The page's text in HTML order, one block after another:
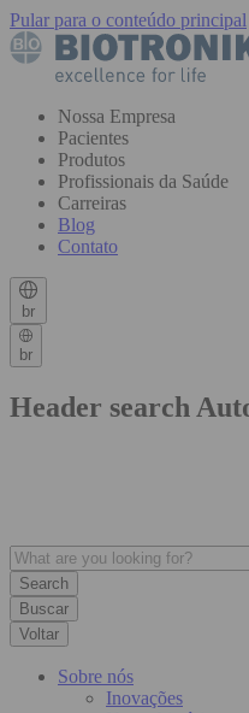
Pular para o conteúdo principal
Nossa Empresa
Pacientes
Produtos
Profissionais da Saúde
Carreiras
Blog
Contato
br
br
Header search
Buscar
Voltar
Sobre nós
Inovações